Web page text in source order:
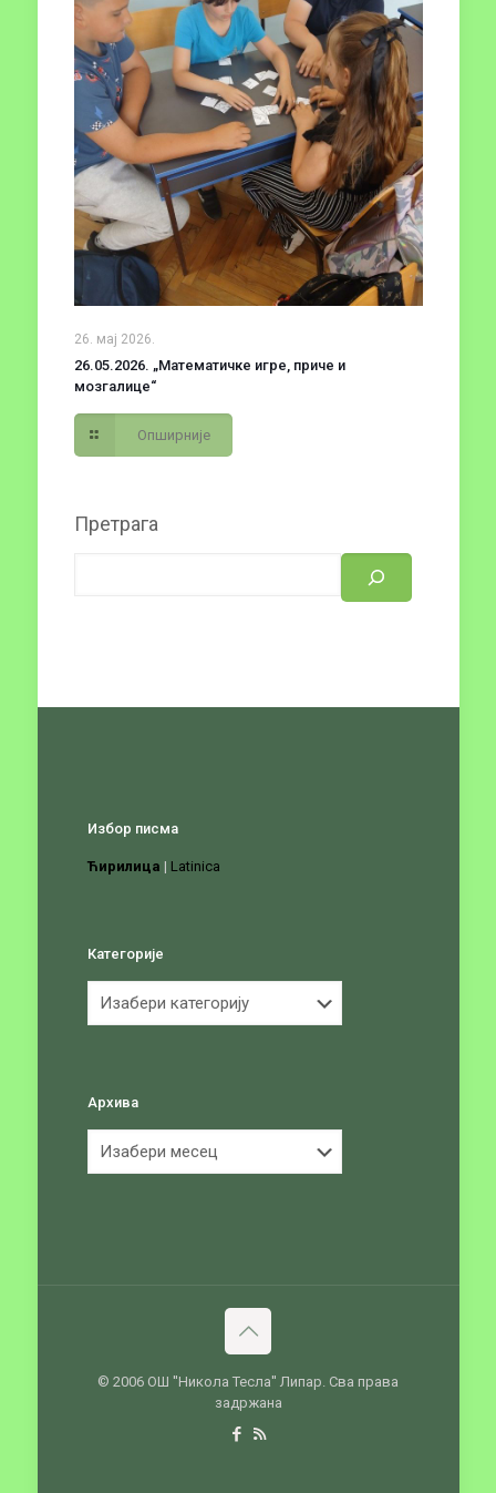
26. мај 2026.
26.05.2026. „Математичке игре, приче и
мозгалице“
Опширније
Претрага
Избор писма
Ћирилица | Latinica
Категорије
Архива
© 2006 ОШ ''Никола Тесла'' Липар. Сва права
задржана